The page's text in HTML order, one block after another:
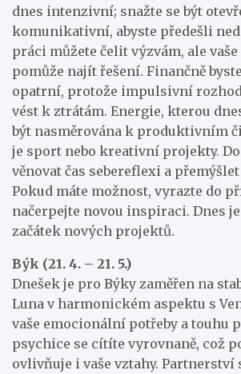
dnes intenzivní; snažte se být
komunikativní, abyste předešli
práci můžete čelit výzvám, ale
pomůže najít řešení. Finančně
opatrní, protože impulsivní
vést k ztrátám. Energie, kterou
být nasměrována k produktivním
je sport nebo kreativní projekty.
věnovat čas sebereflexi a
Pokud máte možnost, vyrazte do
načerpejte novou inspiraci. Dnes
začátek nových projektů.
Býk (21. 4. – 21. 5.)
Dnešek je pro Býky zaměřen na
Luna v harmonickém aspektu s
vaše emocionální potřeby a touhu
psychice se cítíte vyrovnaně, což
ovlivňuje i vaše vztahy. Partnerství